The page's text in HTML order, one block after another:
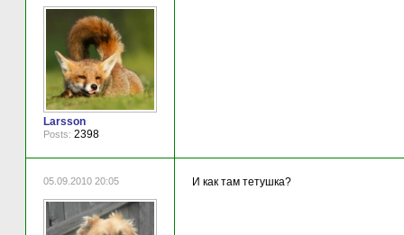
Larsson
Posts: 2398
05.09.2010 20:05 И как там тетушка?